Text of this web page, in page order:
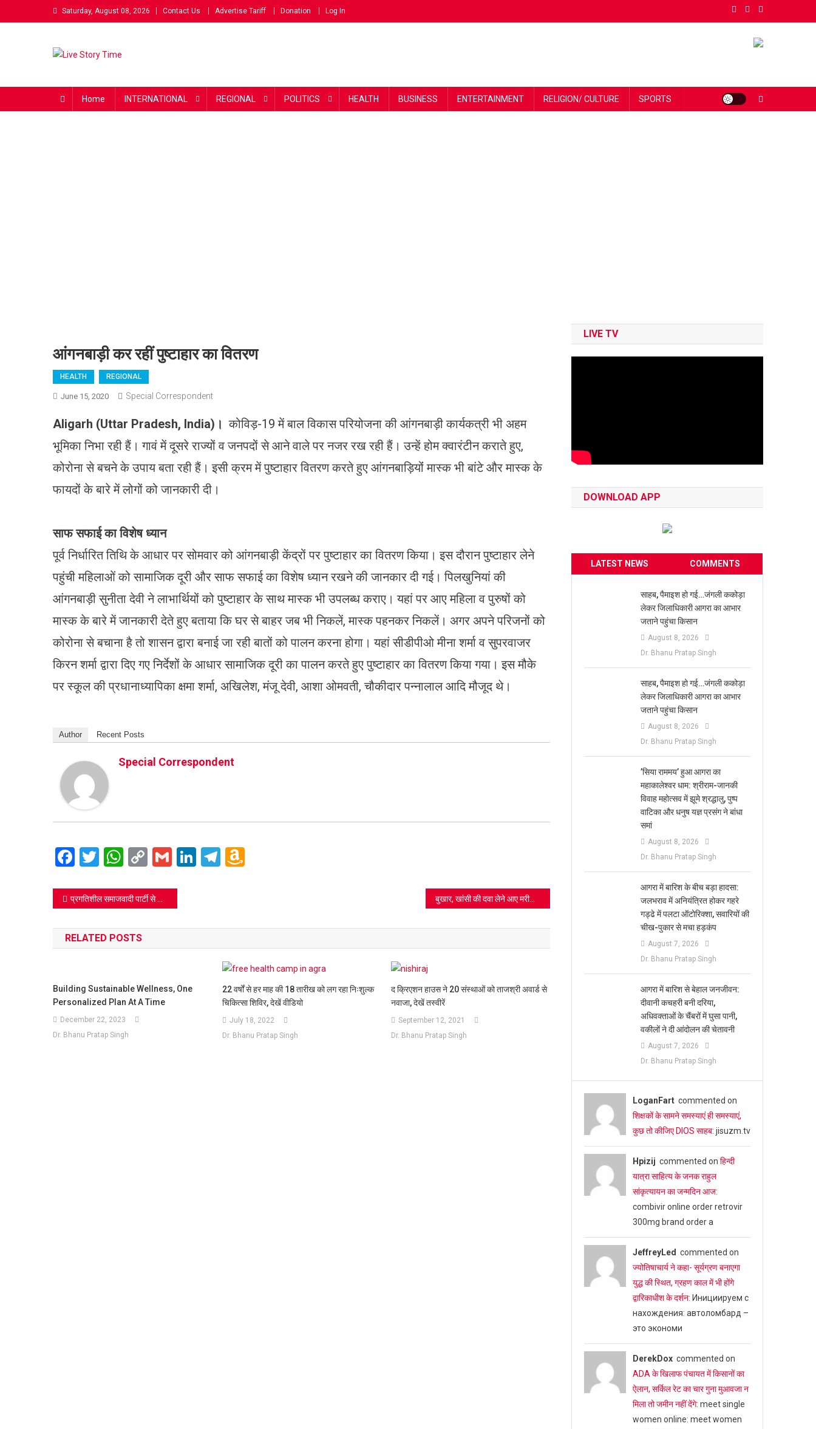
to
Saturday, August 08, 2026 Contact Us Advertise Tariff Donation Log In
Home INTERNATIONAL REGIONAL POLITICS HEALTH BUSINESS ENTERTAINMENT RELIGION/ CULTURE SPORTS
आंगनबाड़ी कर रहीं पुष्टाहार का वितरण
HEALTH REGIONAL
June 15, 2020 Special Correspondent
Aligarh (Uttar Pradesh, India)। कोविड़-19 में बाल विकास परियोजना की आंगनबाड़ी कार्यकत्री भी अहम
भूमिका निभा रही हैं। गावं में दूसरे राज्यों व जनपदों से आने वाले पर नजर रख रही हैं। उन्हें ‌होम क्वारंटीन कराते हुए,
कोरोना से बचने के उपाय बता रही हैं। इसी क्रम में पुष्टाहार वितरण करते हुए आंगनबाड़ियोंं मास्क भी बांटे और मास्क के
फायदों के बारे में लोगों को जानकारी दी।
साफ सफाई का विशेष ध्यान
पूर्व निर्धारित तिथि के आधार पर सोमवार को आंगनबाड़ी केंद्रों पर पुष्टाहार का वितरण किया। इस दौरान पुष्टाहार लेने
पहुंची महिलाओं को सामाजिक दूरी और साफ सफाई का विशेष ध्यान रखने की जानकार दी गई। पिलखुनियां की
आंगनबाड़ी सुनीता देवी ने लाभार्थियों को पुष्टाहार के साथ मास्क भी उपलब्ध कराए। यहां पर आए महिला व पुरुषों को
मास्क के बारे में जानकारी देते हुए बताया कि घर से बाहर जब भी निकलें, मास्क पहनकर निकलें। अगर अपने परिजनों को
कोरोना से बचाना है तो शासन द्वारा बनाई जा रही बातों को पालन करना होगा। यहां सीडीपीओ मीना शर्मा व सुपरवाजर
किरन शर्मा द्वारा दिए गए निर्देशों के आधार सामाजिक दूरी का पालन करते हुए पुष्टाहार का वितरण किया गया। इस मौके
पर स्कूल की प्रधानाध्यापिका क्षमा शर्मा, अखिलेश, मंजू देवी, आशा ओमवती, चौकीदार पन्नालाल आदि मौजूद थे।
Author Recent Posts
Special Correspondent
Facebook
Twitter
WhatsApp
CopyGmailLinkedIn
Telegram
Post
navigation
प्रगतिशील समाजवादी पार्टी से आई बड़ी खबर बुखार, खांसी की दवा लेने आए मरीज तो फार्मासिस्ट करें 1800-180-5146 पर फोन
RELATED POSTS
Building Sustainable Wellness, One
Personalized Plan At A Time
December 22, 2023
Dr. Bhanu Pratap Singh
22 वर्षों से हर माह की 18 तारीख को लग रहा निःशुल्क
चिकित्सा शिविर, देखें वीडियो
July 18, 2022
Dr. Bhanu Pratap Singh
द क्रिएशन हाउस ने 20 संस्थाओं को ताजश्री अवार्ड से
नवाजा, देखें तस्वीरें
September 12, 2021
Dr. Bhanu Pratap Singh
LIVE TV
DOWNLOAD APP
LATEST NEWS COMMENTS
साहब, पैमाइश हो गई…जंगली ककोड़ा
लेकर जिलाधिकारी आगरा का आभार
जताने पहुंचा किसान
August 8, 2026
Dr. Bhanu Pratap Singh
साहब, पैमाइश हो गई…जंगली ककोड़ा
लेकर जिलाधिकारी आगरा का आभार
जताने पहुंचा किसान
August 8, 2026
Dr. Bhanu Pratap Singh
​’सिया राममय’ हुआ आगरा का
महाकालेश्वर धाम: श्रीराम-जानकी
विवाह महोत्सव में झूमे श्रद्धालु, पुष्प
वाटिका और धनुष यज्ञ प्रसंग ने बांधा
समां
August 8, 2026
Dr. Bhanu Pratap Singh
आगरा में बारिश के बीच बड़ा हादसा:
जलभराव में अनियंत्रित होकर गहरे
गड्ढे में पलटा ऑटोरिक्शा, सवारियों की
चीख-पुकार से मचा हड़कंप
August 7, 2026
Dr. Bhanu Pratap Singh
आगरा में बारिश से बेहाल जनजीवन:
दीवानी कचहरी बनी दरिया,
अधिवक्ताओं के चैंबरों में घुसा पानी,
वकीलों ने दी आंदोलन की चेतावनी
August 7, 2026
Dr. Bhanu Pratap Singh
LoganFartcommented on
शिक्षकों के सामने समस्याएं ही समस्याएं,
कुछ तो कीजिए DIOS साहब: jisuzm.tv
Hpizij commented on हिन्दी
यात्रा साहित्य के जनक राहुल
सांकृत्यायन का जन्‍मदिन आज:
combivir online order retrovir
300mg brand order a
JeffreyLed commented on
ज्योतिषाचार्य ने कहा- सूर्यग्रण बनाएगा
युद्ध की स्थित, ग्रहण काल में भी होंगे
द्वारिकाधीश के दर्शन: Инициируем с
нахождения: автоломбард –
это экономи
DerekDoxcommented on
ADA के खिलाफ पंचायत में किसानों का
ऐलान, सर्किल रेट का चार गुना मुआवजा न
मिला तो जमीन नहीं देंगे: meet single
women online: meet women